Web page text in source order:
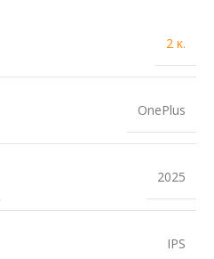
2 κ.
OnePlus
2025
IPS